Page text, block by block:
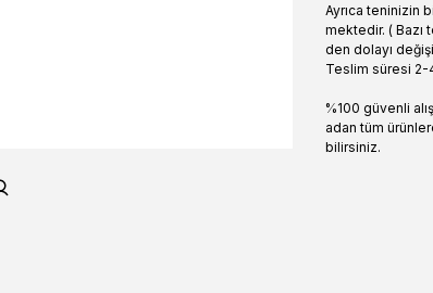
Ayrıca teninizin
mektedir. ( Bazı
den dolayı
Teslim süresi 2-
%100 güvenli
adan tüm
bilirsiniz.